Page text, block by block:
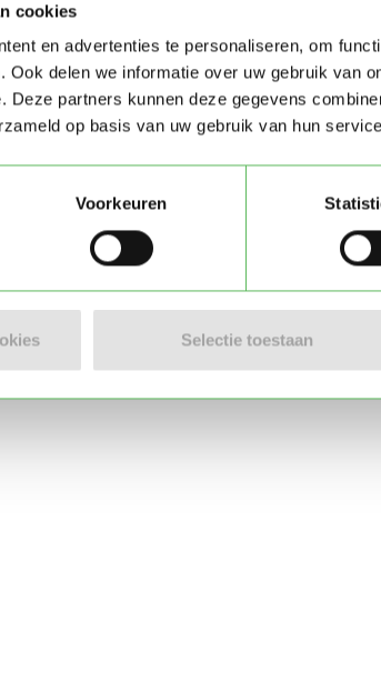
cookies
en advertenties te personaliseren, om
Ook delen we informatie over uw gebruik van
Deze partners kunnen deze gegevens
op basis van uw gebruik van hun
Voorkeuren
Selectie toestaan